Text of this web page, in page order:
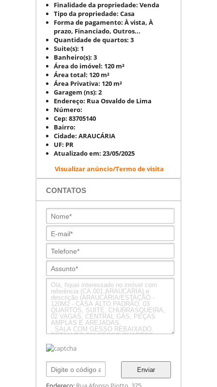
Finalidade da propriedade: Venda
Tipo da propriedade: Casa
Forma de pagamento: À vista, À
prazo, Financiado, Outros...
Quantidade de quartos: 3
Suite(s): 1
Banheiro(s): 3
Área do imóvel: 120 m²
Área total: 120 m²
Área Privativa: 120 m²
Garagem (ns): 2
Endereço: Rua Osvaldo de Lima
Número:
Cep: 83705140
Bairro:
Cidade: ARAUCÁRIA
UF: PR
Atualizado em: 23/05/2025
Visualizar anúncio/Termo de visita
CONTATOS
Enviar